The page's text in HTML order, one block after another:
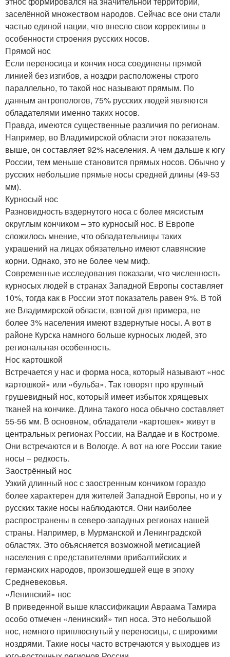
заселённой множеством народов. Сейчас все они стали
частью единой нации, что внесло свои коррективы в
особенности строения русских носов.
Прямой нос
Если переносица и кончик носа соединены прямой
линией без изгибов, а ноздри расположены строго
параллельно, то такой нос называют прямым. По
данным антропологов, 75% русских людей являются
обладателями именно таких носов.
Правда, имеются существенные различия по регионам.
Например, во Владимирской области этот показатель
выше, он составляет 92% населения. А чем дальше к югу
России, тем меньше становится прямых носов. Обычно у
русских небольшие прямые носы средней длины (49-53
мм).
Курносый нос
Разновидность вздернутого носа с более мясистым
округлым кончиком – это курносый нос. В Европе
сложилось мнение, что обладательницы таких
украшений на лицах обязательно имеют славянские
корни. Однако, это не более чем миф.
Современные исследования показали, что численность
курносых людей в странах Западной Европы составляет
10%, тогда как в России этот показатель равен 9%. В той
же Владимирской области, взятой для примера, не
более 3% населения имеют вздернутые носы. А вот в
районе Курска намного больше курносых людей, это
региональная особенность.
Нос картошкой
Встречается у нас и форма носа, который называют «нос
картошкой» или «бульба». Так говорят про крупный
грушевидный нос, который имеет избыток хрящевых
тканей на кончике. Длина такого носа обычно составляет
55-56 мм. В основном, обладатели «картошек» живут в
центральных регионах России, на Валдае и в Костроме.
Они встречаются и в Вологде. А вот на юге России такие
носы – редкость.
Заострённый нос
Узкий длинный нос с заостренным кончиком гораздо
более характерен для жителей Западной Европы, но и у
русских такие носы наблюдаются. Они наиболее
распространены в северо-западных регионах нашей
страны. Например, в Мурманской и Ленинградской
областях. Это объясняется возможной метисацией
населения с представителями прибалтийских и
германских народов, произошедшей еще в эпоху
Средневековья.
«Ленинский» нос
В приведенной выше классификации Авраама Тамира
особо отмечен «ленинский» тип носа. Это небольшой
нос, немного приплюснутый у переносицы, с широкими
ноздрями. Такие носы часто встречаются у выходцев из